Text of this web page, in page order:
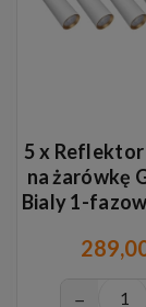
5 x
na żarówkę
Bialy 1-
−